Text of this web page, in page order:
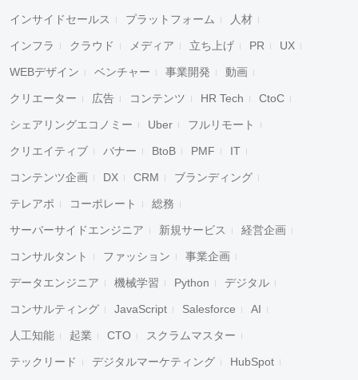
インサイドセールス プラットフォーム 人材
インフラ クラウド メディア 立ち上げ PR UX
WEBデザイン ベンチャー 事業開発 動画
クリエーター 広告 コンテンツ HR Tech CtoC
シェアリングエコノミー Uber フルリモート
クリエイティブ バナー BtoB PMF IT
コンテンツ企画 DX CRM ブランディング
テレアポ コーポレート 総務
サーバーサイドエンジニア 新規サービス 経営企画
コンサルタント ファッション 事業企画
データエンジニア 機械学習 Python デジタル
コンサルティング JavaScript Salesforce AI
人工知能 起業 CTO スクラムマスター
テックリード デジタルマーケティング HubSpot